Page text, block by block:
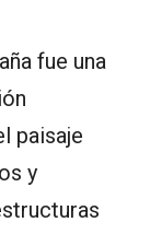
fue una
paisaje
y